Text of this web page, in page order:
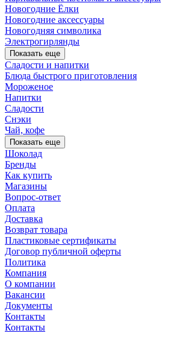
Новогодние Ёлки
Новогодние аксессуары
Новогодняя символика
Электрогирлянды
Показать еще
Сладости и напитки
Блюда быстрого приготовления
Мороженое
Напитки
Сладости
Снэки
Чай, кофе
Показать еще
Шоколад
Бренды
Как купить
Магазины
Вопрос-ответ
Оплата
Доставка
Возврат товара
Пластиковые сертификаты
Договор публичной оферты
Политика
Компания
О компании
Вакансии
Документы
Контакты
Контакты